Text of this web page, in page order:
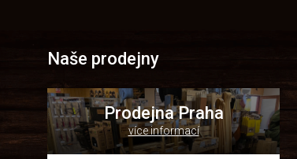
Naše prodejny
Prodejna Praha
více informací